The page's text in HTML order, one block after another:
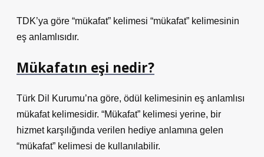
TDK’ya göre “mükafat” kelimesi “mükafat” kelimesinin
eş anlamlısıdır.
Mükafatın eşi nedir?
Türk Dil Kurumu’na göre, ödül kelimesinin eş anlamlısı
mükafat kelimesidir. “Mükafat” kelimesi yerine, bir
hizmet karşılığında verilen hediye anlamına gelen
“mükafat” kelimesi de kullanılabilir.